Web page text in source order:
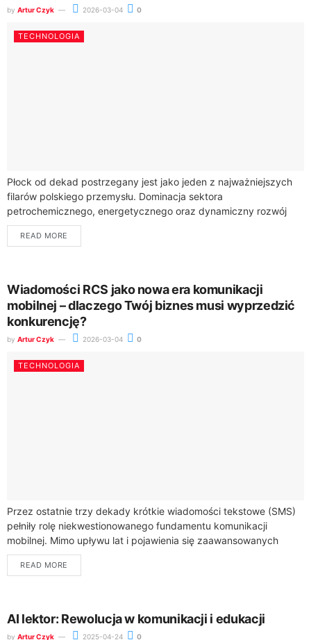
by Artur Czyk 2026-03-04 0
TECHNOLOGIA
Płock od dekad postrzegany jest jako jeden z najważniejszych
filarów polskiego przemysłu. Dominacja sektora
petrochemicznego, energetycznego oraz dynamiczny rozwój
lokalnych parków technologicznych sprawiły, że miasto stało się
areną dla najbardziej...
READ MORE
Wiadomości RCS jako nowa era komunikacji
mobilnej – dlaczego Twój biznes musi wyprzedzić
konkurencję?
by Artur Czyk 2026-03-04 0
TECHNOLOGIA
Przez ostatnie trzy dekady krótkie wiadomości tekstowe (SMS)
pełniły rolę niekwestionowanego fundamentu komunikacji
mobilnej. Mimo upływu lat i pojawienia się zaawansowanych
komunikatorów internetowych, prosty format 160 znaków
pozostawał najpewniejszym sposobem...
READ MORE
AI lektor: Rewolucja w komunikacji i edukacji
by Artur Czyk 2025-04-24 0